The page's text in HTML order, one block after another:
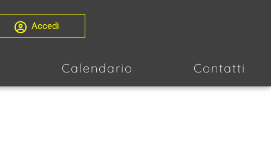
Accedi
Calendario Contatti